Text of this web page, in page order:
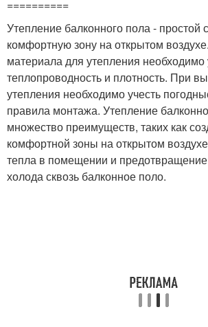
==========
Утепление балконного пола - простой
комфортную зону на открытом
материала для утепления необходимо
теплопроводность и плотность. При
утепления необходимо учесть
правила монтажа. Утепление
множество преимуществ, таких как
комфортной зоны на открытом
тепла в помещении и
холода сквозь балконное поло.